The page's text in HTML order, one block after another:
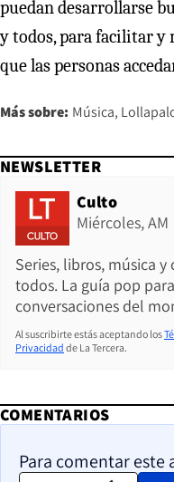
puedan desarrollarse
y todos, para facilitar
que las personas
Más sobre: Música
NEWSLETTER
Culto
Miércoles, AM
Series, libros, música
todos. La guía pop
conversaciones del
Al suscribirte estás aceptando los
Privacidad de La Tercera.
COMENTARIOS
Para comentar este